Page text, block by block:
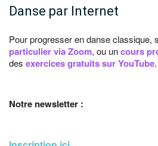
Danse par Internet
Pour progresser en danse classique,
particulier via Zoom, ou uncours
des exercices gratuits sur YouTube.
Notre newsletter :